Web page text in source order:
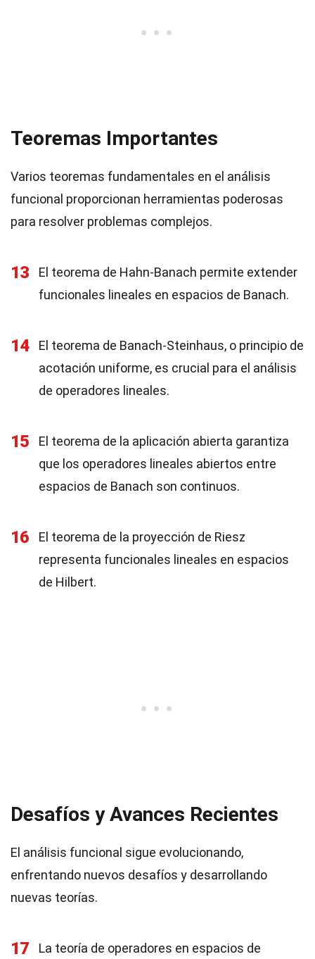
Teoremas Importantes
Varios teoremas fundamentales en el análisis
funcional proporcionan herramientas poderosas
para resolver problemas complejos.
13
El teorema de Hahn-Banach permite extender
funcionales lineales en espacios de Banach.
14
El teorema de Banach-Steinhaus, o principio de
acotación uniforme, es crucial para el análisis
de operadores lineales.
15
El teorema de la aplicación abierta garantiza
que los operadores lineales abiertos entre
espacios de Banach son continuos.
16
El teorema de la proyección de Riesz
representa funcionales lineales en espacios
de Hilbert.
Desafíos y Avances Recientes
El análisis funcional sigue evolucionando,
enfrentando nuevos desafíos y desarrollando
nuevas teorías.
17
La teoría de operadores en espacios de